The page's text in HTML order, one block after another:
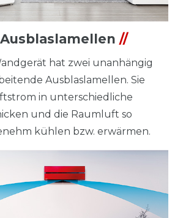
//
hat zwei unanhängig
Ausblaslamellen. Sie
in unterschiedliche
und die Raumluft so
kühlen bzw. erwärmen.